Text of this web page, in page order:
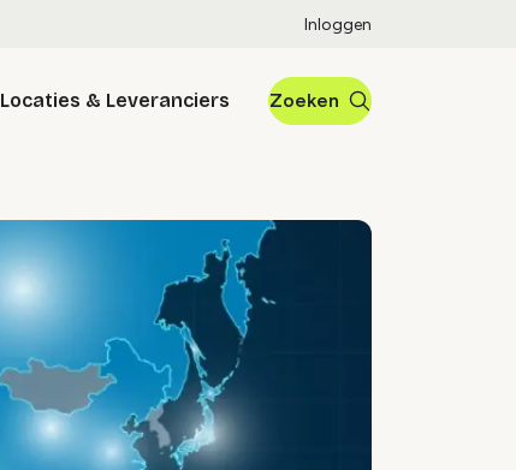
Inloggen
Locaties & Leveranciers Zoeken